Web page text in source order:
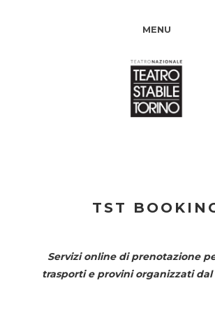
MENU
TST
Servizi online di prenotazione
trasporti e provini organizzati dal